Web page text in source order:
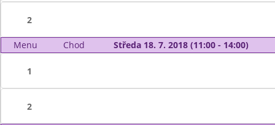
2
Menu Chod Středa 18. 7. 2018 (11:00 - 14:00)
1
2